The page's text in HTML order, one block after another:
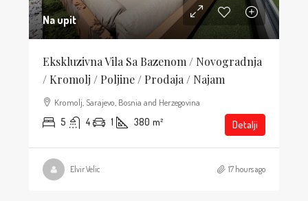
Na upit
Ekskluzivna Vila Sa Bazenom / Novogradnja
/ Kromolj / Poljine / Prodaja / Najam
Kromolj, Sarajevo, Bosnia and Herzegovina
5 4 1 380 m² Detalji
Elvir Velic 17 hours ago